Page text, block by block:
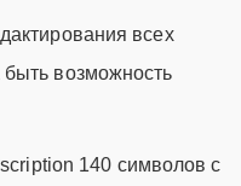
всех
возможность
140 символов с